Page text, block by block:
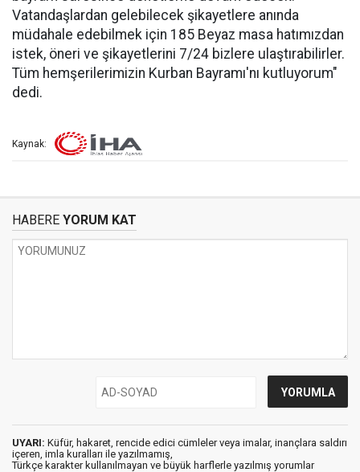
Vatandaşlardan gelebilecek şikayetlere anında
müdahale edebilmek için 185 Beyaz masa hatımızdan
istek, öneri ve şikayetlerini 7/24 bizlere ulaştırabilirler.
Tüm hemşerilerimizin Kurban Bayramı'nı kutluyorum"
dedi.
Kaynak:
HABERE YORUM KAT
UYARI: Küfür, hakaret, rencide edici cümleler veya imalar, inançlara saldırı
içeren, imla kuralları ile yazılmamış,
Türkçe karakter kullanılmayan ve büyük harflerle yazılmış yorumlar